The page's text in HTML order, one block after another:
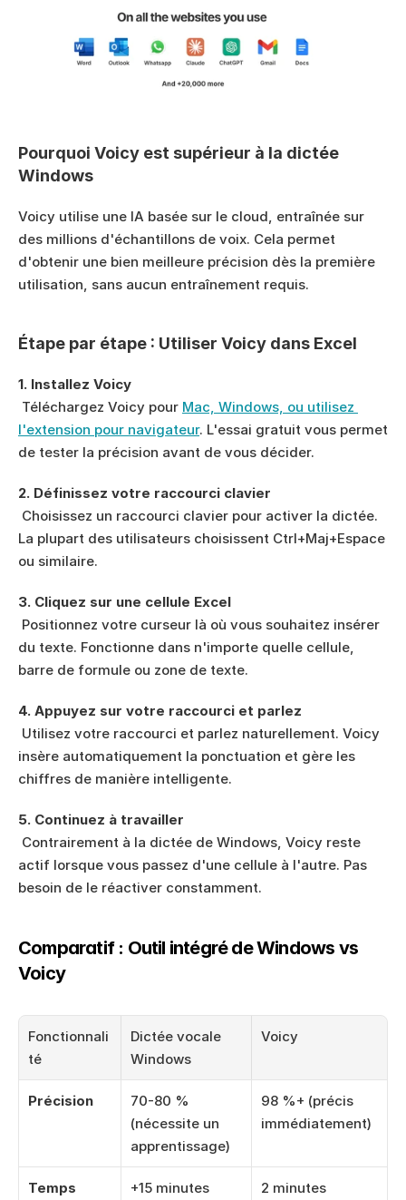
Pourquoi Voicy est supérieur à la dictée
Windows
Voicy utilise une IA basée sur le cloud, entraînée sur
des millions d'échantillons de voix. Cela permet
d'obtenir une bien meilleure précision dès la première
utilisation, sans aucun entraînement requis.
Étape par étape : Utiliser Voicy dans Excel
1. Installez Voicy
Téléchargez Voicy pour Mac, Windows, ou utilisez
l'extension pour navigateur. L'essai gratuit vous permet
de tester la précision avant de vous décider.
2. Définissez votre raccourci clavier
La plupart des utilisateurs choisissent Ctrl+Maj+Espace
ou similaire.
3. Cliquez sur une cellule Excel
du texte. Fonctionne dans n'importe quelle cellule,
barre de formule ou zone de texte.
4. Appuyez sur votre raccourci et parlez
insère automatiquement la ponctuation et gère les
chiffres de manière intelligente.
5. Continuez à travailler
actif lorsque vous passez d'une cellule à l'autre. Pas
besoin de le réactiver constamment.
Comparatif : Outil intégré de Windows vs
Voicy
Fonctionnali
té
Dictée vocale
Windows
Voicy
Précision
70-80 %
(nécessite un
apprentissage)
98 %+ (précis
immédiatement)
Temps
+15 minutes
2 minutes